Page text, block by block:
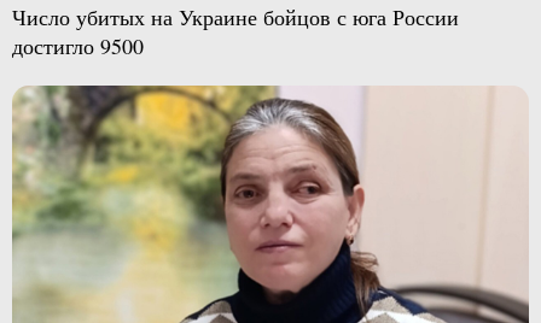
Число убитых на Украине бойцов с юга России
достигло 9500